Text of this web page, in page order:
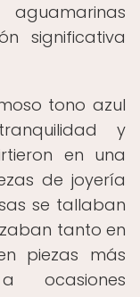
significativa
tono azul
y
en una
de joyería
se tallaban
tanto en
piezas más
ocasiones